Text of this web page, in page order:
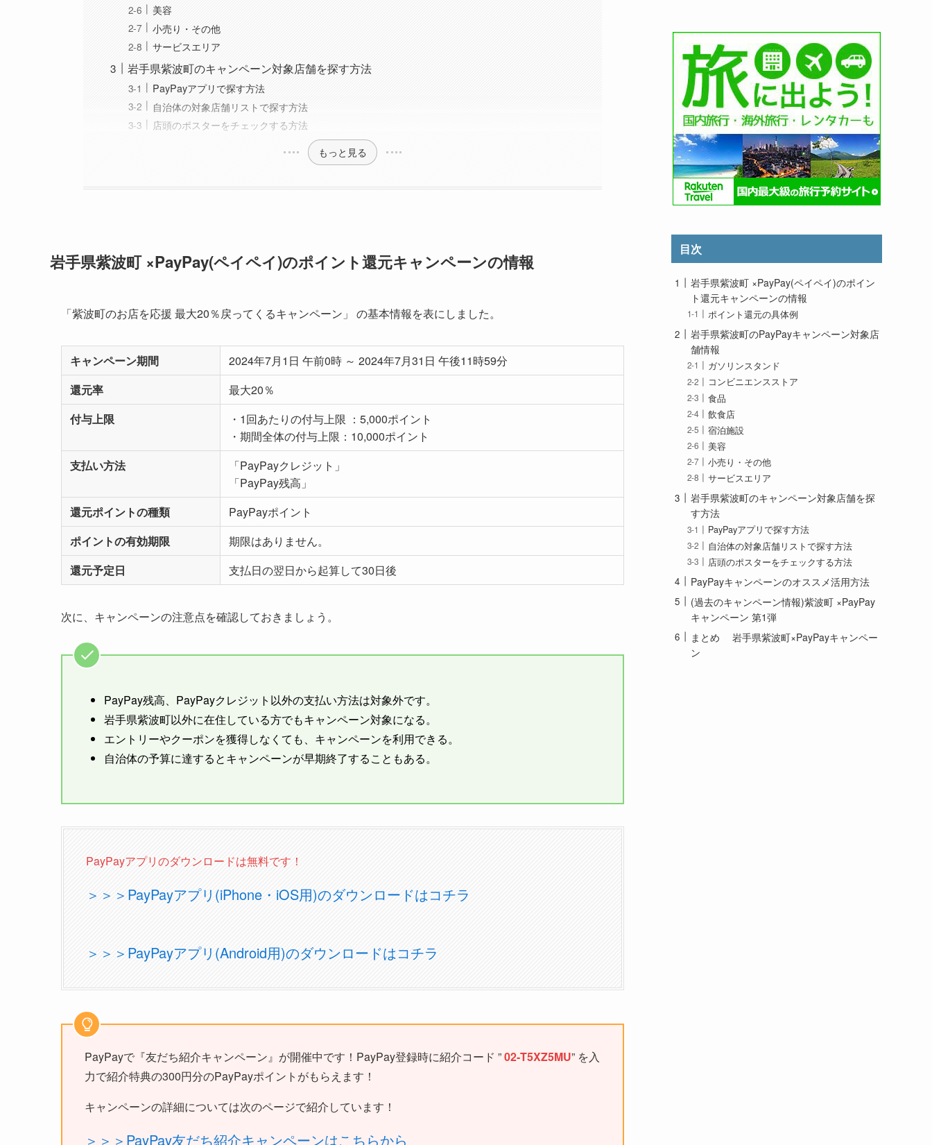
美容
小売り・その他
サービスエリア
岩手県紫波町のキャンペーン対象店舗を探す方法
PayPayアプリで探す方法
自治体の対象店舗リストで探す方法
店頭のポスターをチェックする方法
もっと見る
岩手県紫波町 ×PayPay(ペイペイ)のポイント還元キャンペーンの情報
「紫波町のお店を応援 最大20％戻ってくるキャンペーン」 の基本情報を表にしました。
キャンペーン期間
2024年7月1日 午前0時 ～ 2024年7月31日 午後11時59分
還元率
最大20％
付与上限
・1回あたりの付与上限 ：5,000ポイント
・期間全体の付与上限：10,000ポイント
支払い方法
「PayPayクレジット」
「PayPay残高」
還元ポイントの種類
PayPayポイント
ポイントの有効期限
期限はありません。
還元予定日
支払日の翌日から起算して30日後
次に、キャンペーンの注意点を確認しておきましょう。
PayPay残高、PayPayクレジット以外の支払い方法は対象外です。
岩手県紫波町以外に在住している方でもキャンペーン対象になる。
エントリーやクーポンを獲得しなくても、キャンペーンを利用できる。
自治体の予算に達するとキャンペーンが早期終了することもある。
PayPayアプリのダウンロードは無料です！
＞＞＞PayPayアプリ(iPhone・iOS用)のダウンロードはコチラ
＞＞＞PayPayアプリ(Android用)のダウンロードはコチラ
PayPayで『友だち紹介キャンペーン』が開催中です！PayPay登録時に紹介コード ”02-T5XZ5MU” を入
力で紹介特典の300円分のPayPayポイントがもらえます！
キャンペーンの詳細については次のページで紹介しています！
＞＞＞PayPay友だち紹介キャンペーンはこちらから
目次
岩手県紫波町 ×PayPay(ペイペイ)のポイン
ト還元キャンペーンの情報
ポイント還元の具体例
岩手県紫波町のPayPayキャンペーン対象店
舗情報
ガソリンスタンド
コンビニエンスストア
食品
飲食店
宿泊施設
美容
小売り・その他
サービスエリア
岩手県紫波町のキャンペーン対象店舗を探
す方法
PayPayアプリで探す方法
自治体の対象店舗リストで探す方法
店頭のポスターをチェックする方法
PayPayキャンペーンのオススメ活用方法
(過去のキャンペーン情報)紫波町 ×PayPay
キャンペーン 第1弾
まとめ 岩手県紫波町×PayPayキャンペー
ン